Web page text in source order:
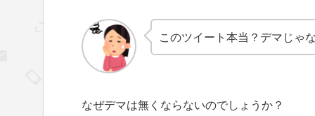
このツイート本当？デマじゃ
なぜデマは無くならないのでしょうか？